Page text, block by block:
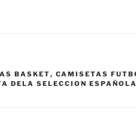
BASKET, CAMISETAS
DELA SELECCION